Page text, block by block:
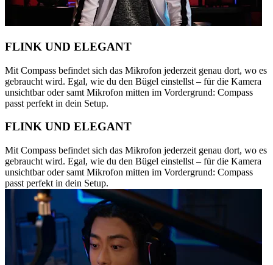
FLINK UND ELEGANT
Mit Compass befindet sich das Mikrofon jederzeit genau dort, wo es
gebraucht wird. Egal, wie du den Bügel einstellst – für die Kamera
unsichtbar oder samt Mikrofon mitten im Vordergrund: Compass
passt perfekt in dein Setup.
FLINK UND ELEGANT
Mit Compass befindet sich das Mikrofon jederzeit genau dort, wo es
gebraucht wird. Egal, wie du den Bügel einstellst – für die Kamera
unsichtbar oder samt Mikrofon mitten im Vordergrund: Compass
passt perfekt in dein Setup.